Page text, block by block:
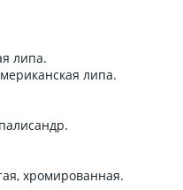
липа.
липа.
хромированная.